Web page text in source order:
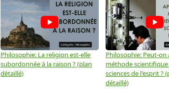
Philosophie: La religion est-elle
subordonnée à la raison ? (plan
détaillé)
Philosophie: Peut-on
méthode
sciences de l'esprit ?
détaillé)